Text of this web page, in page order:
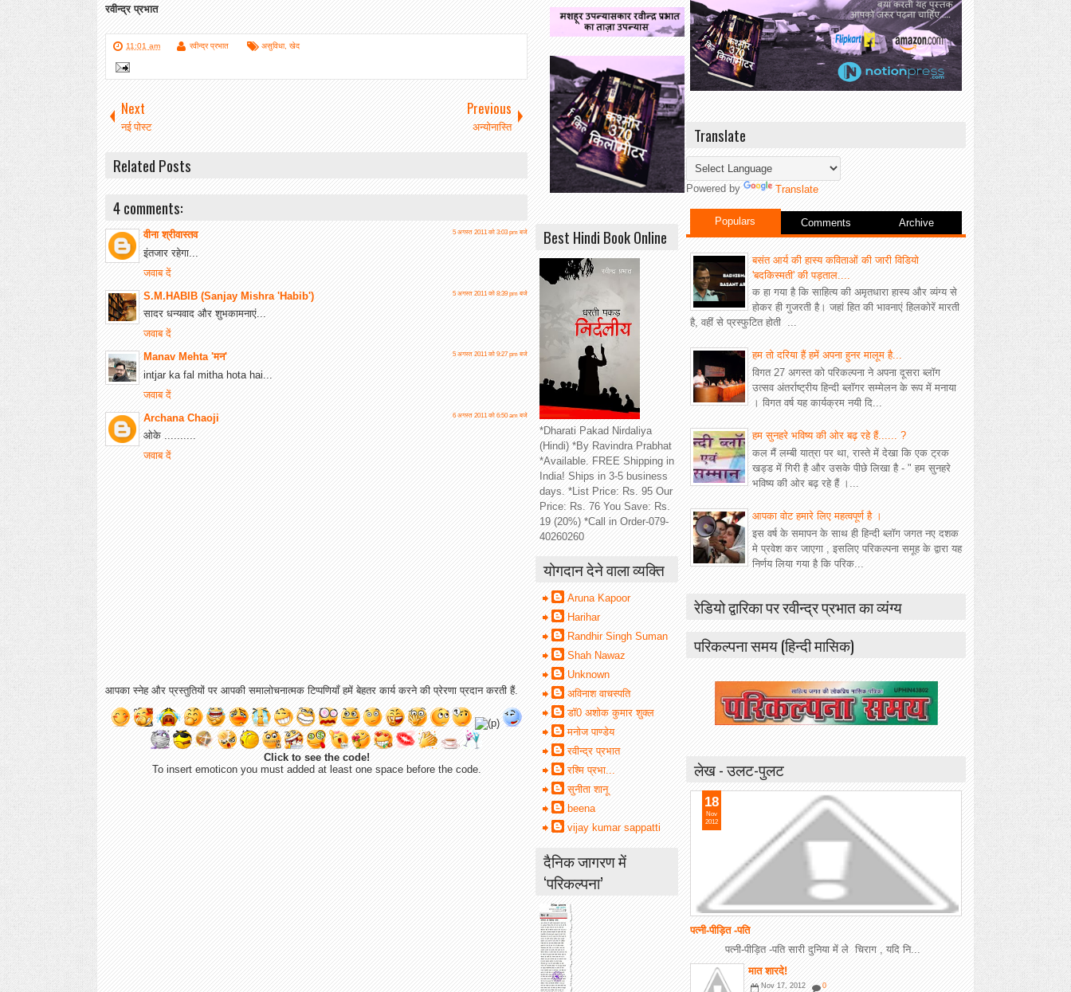
रवीन्द्र प्रभात
11:01 am रवीन्द्र प्रभात असुविधा, खेद
Next
नई पोस्ट
Previous
अन्योनास्ति
Related Posts
4 comments:
वीना श्रीवास्तव 5 अगस्त 2011 को 3:03 pm बजे
इंतजार रहेगा...
जवाब दें
S.M.HABIB (Sanjay Mishra 'Habib')
5 अगस्त 2011 को 8:39 pm बजे
सादर धन्यवाद और शुभकामनाएं...
जवाब दें
Manav Mehta 'मन'
5 अगस्त 2011 को 9:27 pm बजे
intjar ka fal mitha hota hai...
जवाब दें
Archana Chaoji
6 अगस्त 2011 को 6:50 am बजे
ओके ..........
जवाब दें
आपका स्नेह और प्रस्तुतियों पर आपकी समालोचनात्मक टिप्पणियाँ हमें बेहतर कार्य करने की प्रेरणा प्रदान करती हैं.
Click to see the code!
To insert emoticon you must added at least one space before the code.
Translate
Powered by Translate
Populars Comments Archive
बसंत आर्य की हास्य कविताओं की जारी विडियो
'बदकिस्मती' की पड़ताल....
क हा गया है कि साहित्य की अमृतधारा हास्य और व्यंग्य से
होकर ही गुजरती है। जहां हित की भावनाएं हिलकोरें मारती
है, वहीं से प्रस्फुटित होती ...
हम तो दरिया हैं हमें अपना हुनर मालूम है...
विगत 27 अगस्त को परिकल्पना ने अपना दूसरा ब्लॉग
उत्सव अंतर्राष्ट्रीय हिन्दी ब्लॉगर सम्मेलन के रूप में मनाया
। विगत वर्ष यह कार्यक्रम नयी दि...
हम सुनहरे भविष्य की ओर बढ़ रहे हैं...... ?
कल मैं लम्बी यात्रा पर था, रास्ते में देखा कि एक ट्रक
खड्ड में गिरी है और उसके पीछे लिखा है - " हम सुनहरे
भविष्य की ओर बढ़ रहे हैं ।...
आपका वोट हमारे लिए महत्वपूर्ण है ।
इस वर्ष के समापन के साथ ही हिन्दी ब्लॉग जगत नए दशक
मे प्रवेश कर जाएगा , इसलिए परिकल्पना समूह के द्वारा यह
निर्णय लिया गया है कि परिक...
रेडियो द्वारिका पर रवीन्द्र प्रभात का व्यंग्य
परिकल्पना समय (हिन्दी मासिक)
लेख - उलट-पुलट
पत्नी-पीड़ित -पति
18
Nov
2012
पत्नी-पीड़ित -पति सारी दुनिया में ले चिराग , यदि नि...
मात शारदे!
Nov 17, 2012 0
Best Hindi Book Online
*Dharati Pakad Nirdaliya
(Hindi) *By Ravindra Prabhat
*Available. FREE Shipping in
India! Ships in 3-5 business
days. *List Price: Rs. 95 Our
Price: Rs. 76 You Save: Rs.
19 (20%) *Call in Order-079-
40260260
योगदान देने वाला व्यक्ति
Aruna Kapoor
Harihar
Randhir Singh Suman
Shah Nawaz
Unknown
अविनाश वाचस्पति
डॉ0 अशोक कुमार शुक्ल
मनोज पाण्डेय
रवीन्द्र प्रभात
रश्मि प्रभा...
सुनीता शानू
beena
vijay kumar sappatti
दैनिक जागरण में
‘परिकल्पना’